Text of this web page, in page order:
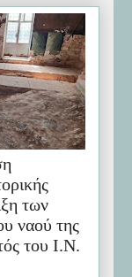
των
ναού της
του Ι.Ν.